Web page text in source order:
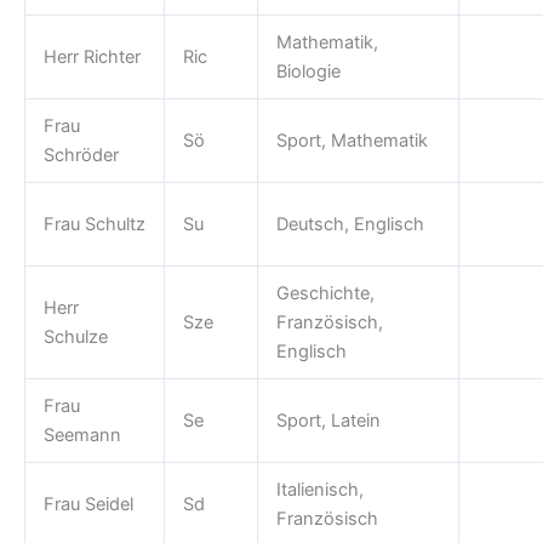
Herr Richter Ric
Mathematik,
Biologie
Frau
Schröder
Sö Sport, Mathematik
Frau Schultz Su Deutsch, Englisch
Herr
Schulze
Sze
Geschichte,
Französisch,
Englisch
Frau
Seemann
Se Sport, Latein
Frau Seidel Sd
Italienisch,
Französisch